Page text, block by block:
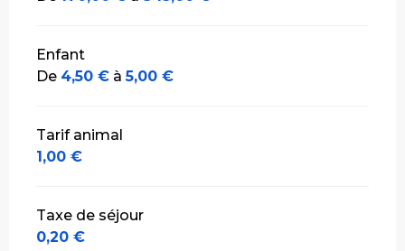
Enfant
De 4,50 € à5,00 €
Tarif animal
1,00 €
Taxe de séjour
0,20 €